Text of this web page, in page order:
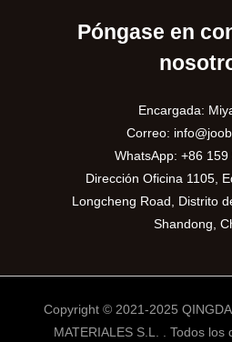
Póngase en
Encargada:
Correo:
WhatsApp: +86 159
Dirección Oficina 1105,
Longcheng Road, Distrito
Shandong,
Copyright © 2021-2025
MATERIALES S.L. . Todos